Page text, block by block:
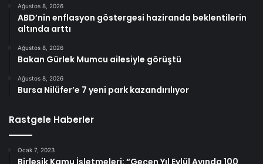
Ağustos 8, 2026
ABD’nin enflasyon göstergesi haziranda beklentilerin
altında arttı
Ağustos 8, 2026
Bakan Gürlek Mumcu ailesiyle görüştü
Ağustos 8, 2026
Bursa Nilüfer’e 7 yeni park kazandırılıyor
Rastgele Haberler
Ocak 7, 2023
Birleşik Kamu İşletmeleri: “Geçen Yıl Eylül Ayında 100